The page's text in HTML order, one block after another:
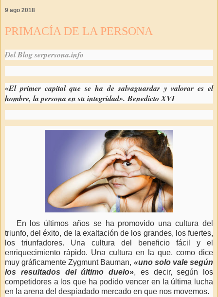
9 ago 2018
PRIMACÍA DE LA PERSONA
Del Blog serpersona.info
«El primer capital que se ha de salvaguardar y valorar es el
hombre, la persona en su integridad». Benedicto XVI
En los últimos años se ha promovido una cultura del
triunfo, del éxito, de la exaltación de los grandes, los fuertes,
los triunfadores. Una cultura del beneficio fácil y el
enriquecimiento rápido. Una cultura en la que, como dice
muy gráficamente Zygmunt Bauman, «uno solo vale según
los resultados del último duelo», es decir, según los
competidores a los que ha podido vencer en la última lucha
en la arena del despiadado mercado en que nos movemos.